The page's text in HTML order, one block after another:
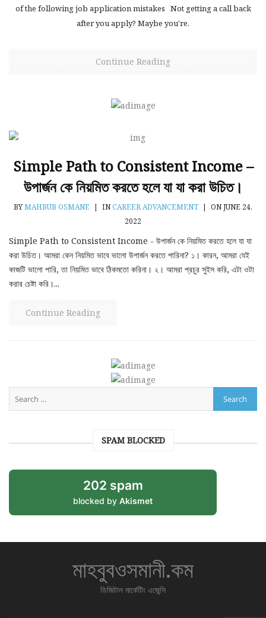
of the following job application mistakes Not getting a call back
after you apply? Maybe you're.
Continue Reading
Simple Path to Consistent Income –
উপার্জন কে নিয়মিত করতে হলে যা যা করা উচিত।
BYMAHBUB OSMANE INCAREER ADVANCEMENT
ON JUNE 24,
2022
Simple Path to Consistent Income - উপার্জন কে নিয়মিত করতে হলে যা যা
করা উচিত। আমরা কেন নিয়মিত ভাবে ভালো উপার্জন করতে পারিনা? ১। কারন, আমরা যেই
কাজটি ভালো পারি, তা নিয়মিত ভাবে ঠিকমতো করিনা। ২। আমরা প্রচুর সুইস করি, এটা ওটা
করার চেষ্টা করি।...
Continue Reading
SPAM BLOCKED
202 spam
blocked by Akismet
মাহবুবওসমানী.কম
ডিজিটাল মার্কেটিং এজেন্সি